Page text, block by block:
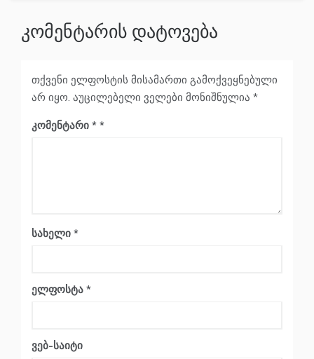
კომენტარის დატოვება
თქვენი ელფოსტის მისამართი გამოქვეყნებული
არ იყო. აუცილებელი ველები მონიშნულია *
კომენტარი *
სახელი *
ელფოსტა *
ვებ-საიტი